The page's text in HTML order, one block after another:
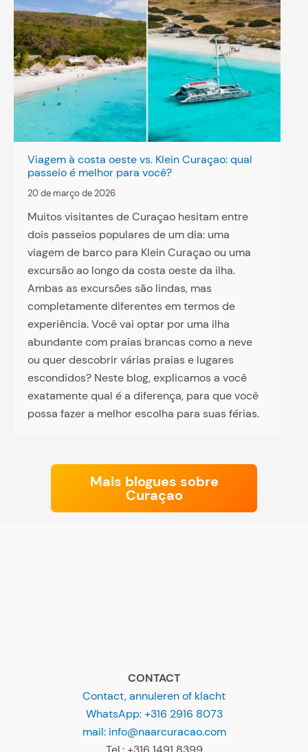
Viagem à costa oeste vs. Klein Curaçao: qual
passeio é melhor para você?
20 de março de 2026
Muitos visitantes de Curaçao hesitam entre
dois passeios populares de um dia: uma
viagem de barco para Klein Curaçao ou uma
excursão ao longo da costa oeste da ilha.
Ambas as excursões são lindas, mas
completamente diferentes em termos de
experiência. Você vai optar por uma ilha
abundante com praias brancas como a neve
ou quer descobrir várias praias e lugares
escondidos? Neste blog, explicamos a você
exatamente qual é a diferença, para que você
possa fazer a melhor escolha para suas férias.
Mais blogues sobre
Curaçao
CONTACT
Contact, annuleren of klacht
WhatsApp: +316 2916 8073
mail: info@naarcuracao.com
Tel.: +316 1491 8399